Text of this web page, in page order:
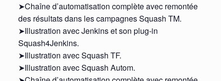
➤Chaîne d’automatisation complète avec remontée
des résultats dans les campagnes Squash TM.
➤Illustration avec Jenkins et son plug-in
Squash4Jenkins.
➤Illustration avec Squash TF.
➤Illustration avec Squash Autom.